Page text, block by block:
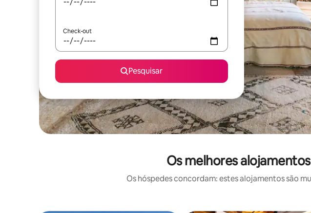
Check-out
Pesquisar
Os melhores
Os hóspedes concordam: estes alojamentos são